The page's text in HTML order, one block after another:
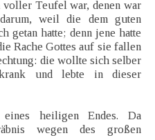
voller Teufel war, denen war
weil die dem guten
getan hatte; denn jene hatte
Rache Gottes auf sie fallen
die wollte sich selber
und lebte in dieser
heiligen Endes. Da
wegen des großen